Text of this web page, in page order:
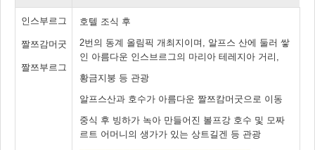
인스부르그
짤쯔감머굿
짤쯔부르그
호텔 조식 후
2번의 동계 올림픽 개최지이며, 알프스 산에 둘러 쌓
인 아름다운 인스브르그의 마리아 테레지아 거리,
황금지붕 등 관광
알프스산과 호수가 아름다운 짤쯔캄머굿으로 이동
중식 후 빙하가 녹아 만들어진 볼프강 호수 및 모짜
르트 어머니의 생가가 있는 상트길겐 등 관광